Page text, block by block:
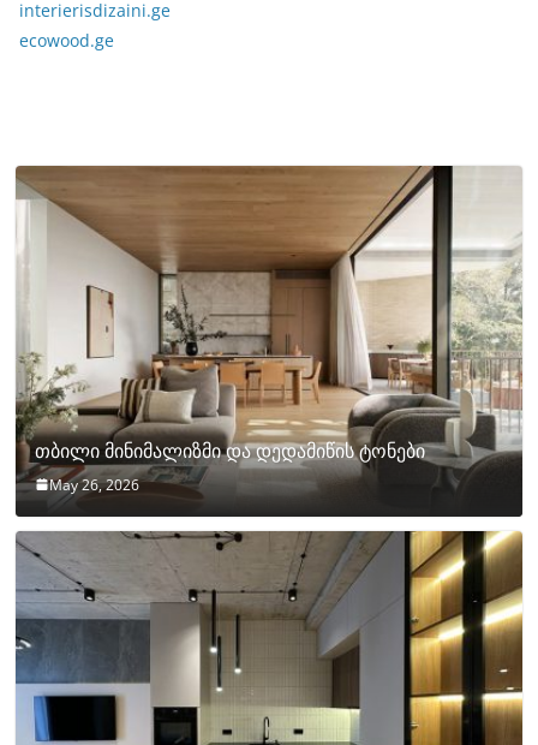
interierisdizaini.ge
ecowood.ge
თბილი მინიმალიზმი და დედამიწის ტონები
May 26, 2026